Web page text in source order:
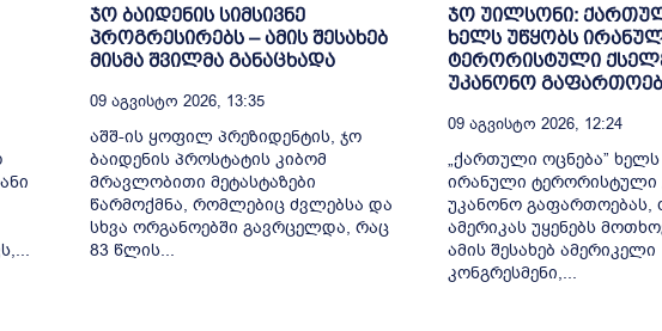
ჯო ბაიდენის სიმსივნე
პროგრესირებს – ამის შესახებ
მისმა შვილმა განაცხადა
09 Აგვისტო 2026, 13:35
აშშ-ის ყოფილ პრეზიდენტის, ჯო
ბაიდენის პროსტატის კიბომ
მრავლობითი მეტასტაზები
წარმოქმნა, რომლებიც ძვლებსა და
სხვა ორგანოებში გავრცელდა, რაც
83 წლის...
ჯო უილსონი:
ხელს უწყობს
ტერორისტული
უკანონო
09 Აგვისტო 2026, 12:24
„ქართული ოცნება”
ირანული ტერორისტული
უკანონო გაფართოებას,
ამერიკას უყენებს
ამის შესახებ ამერიკელი
კონგრესმენი,...